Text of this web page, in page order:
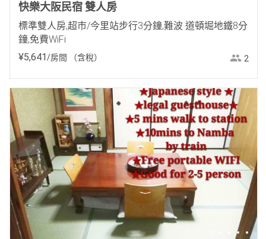
快樂大阪民宿 雙人房
標準雙人房,超市/今里站步行3分鐘,難波 道頓堀地鐵8分
鐘,免費WiFi
¥5,641/房間 （含稅） 2